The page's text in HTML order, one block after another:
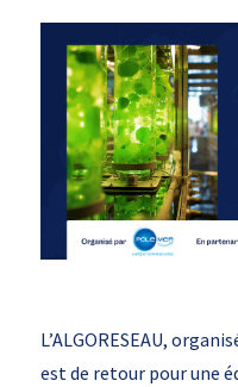
L’ALGORESEAU,
est de retour pour une